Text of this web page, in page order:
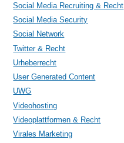
Social Media Recruiting & Recht
Social Media Security
Social Network
Twitter & Recht
Urheberrecht
User Generated Content
UWG
Videohosting
Videoplattformen & Recht
Virales Marketing